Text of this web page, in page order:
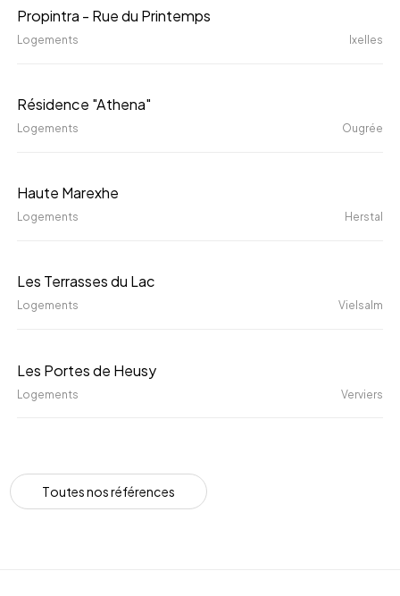
Printemps
Propintra - Rue du Printemps
Logements Ixelles
Résidence "Athena"
Logements Ougrée
Haute Marexhe
Logements Herstal
Les Terrasses du Lac
Logements Vielsalm
Les Portes de Heusy
Logements Verviers
Toutesnosréférences